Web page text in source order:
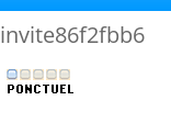
invite86f2fbb6